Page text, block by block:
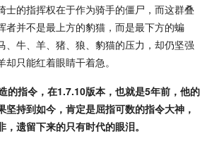
士的指挥权在于作为骑手的僵尸，而这群叠
者并不是最上方的豹猫，而是最下方的蝙
、牛、羊、猪、狼、豹猫的压力，却仍坚强
只能红着眼睛干着急。
的指令，在1.7.10版本，也就是5年前，他的
坚持到如今，肯定是屈指可数的指令大神，
遗留下来的只有时代的眼泪。